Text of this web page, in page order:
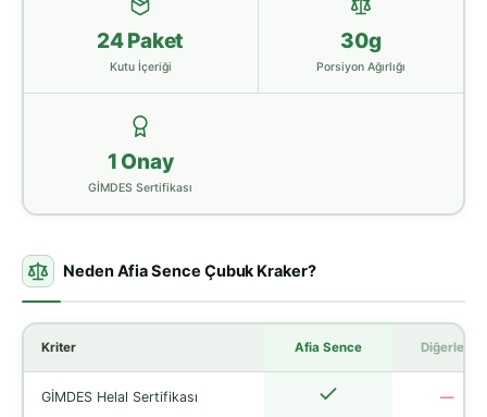
24 Paket
Kutu İçeriği
30g
Porsiyon Ağırlığı
1 Onay
GİMDES Sertifikası
Neden Afia Sence Çubuk Kraker?
Kriter Afia Sence Diğerleri
GİMDES Helal Sertifikası —